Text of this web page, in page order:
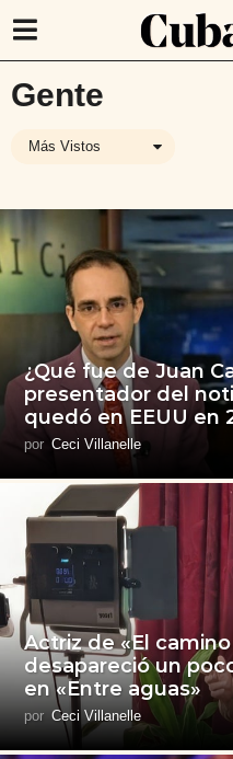
Gente
Más Vistos
¿Qué fue de Juan
presentador del
quedó en EEUU en
por Ceci Villanelle
Actriz de «El
desapareció un
en «Entre aguas»
por Ceci Villanelle